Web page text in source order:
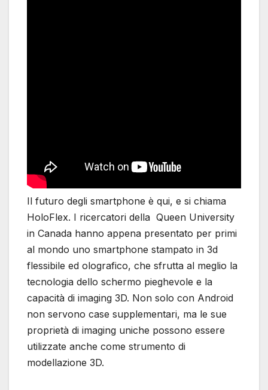
Il futuro degli smartphone è qui, e si chiama
HoloFlex. I ricercatori della Queen University
in Canada hanno appena presentato per primi
al mondo uno smartphone stampato in 3d
flessibile ed olografico, che sfrutta al meglio la
tecnologia dello schermo pieghevole e la
capacità di imaging 3D. Non solo con Android
non servono case supplementari, ma le sue
proprietà di imaging uniche possono essere
utilizzate anche come strumento di
modellazione 3D.